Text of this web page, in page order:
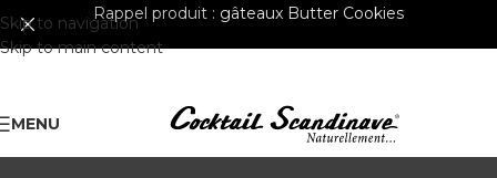
Skip to navigation
Skip to main content
Rappel produit : gâteaux Butter Cookies
MENU